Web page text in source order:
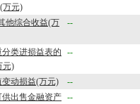
万元)
他综合收益(万
--
类进损益表的
元)
--
动损益(万元) --
出售金融资产 --